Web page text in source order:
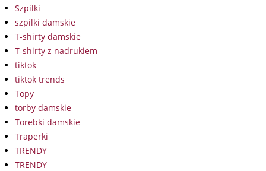
Szpilki
szpilki damskie
T-shirty damskie
T-shirty z nadrukiem
tiktok
tiktok trends
Topy
torby damskie
Torebki damskie
Traperki
TRENDY
TRENDY